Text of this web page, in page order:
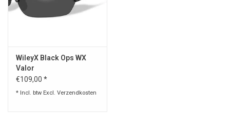
Schoenen
Survival
WileyX Black Ops WX
Valor
€109,00 *
* Incl. btw Excl. Verzendkosten